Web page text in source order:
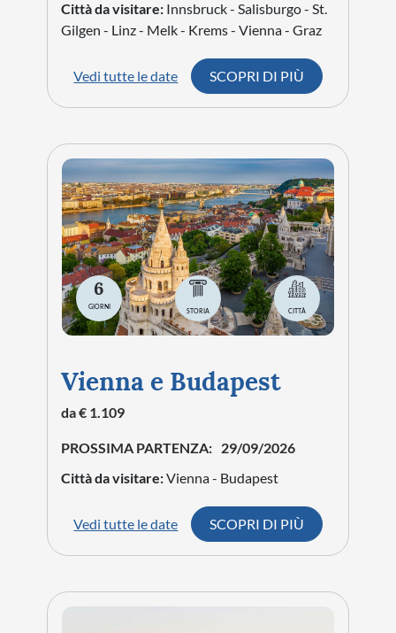
Città da visitare: Innsbruck - Salisburgo - St.
Gilgen - Linz - Melk - Krems - Vienna - Graz
Vedi tutte le date SCOPRI DI PIÙ
6
GIORNI
STORIA CITTÀ
Vienna e Budapest
da € 1.109
PROSSIMA PARTENZA: 29/09/2026
Città da visitare:Vienna - Budapest
Vedi tutte le date SCOPRI DI PIÙ